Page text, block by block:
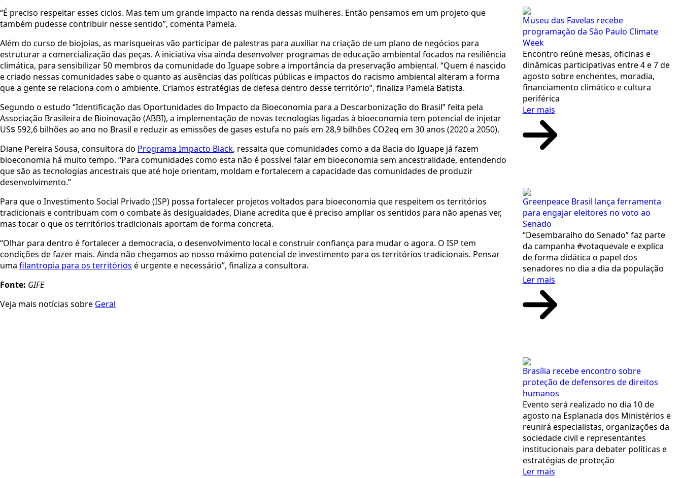
“É preciso respeitar esses ciclos. Mas tem um grande impacto na renda dessas mulheres. Então pensamos em um projeto que
também pudesse contribuir nesse sentido”, comenta Pamela.
Além do curso de biojoias, as marisqueiras vão participar de palestras para auxiliar na criação de um plano de negócios para
estruturar a comercialização das peças. A iniciativa visa ainda desenvolver programas de educação ambiental focados na resiliência
climática, para sensibilizar 50 membros da comunidade do Iguape sobre a importância da preservação ambiental. “Quem é nascido
e criado nessas comunidades sabe o quanto as ausências das políticas públicas e impactos do racismo ambiental alteram a forma
que a gente se relaciona com o ambiente. Criamos estratégias de defesa dentro desse território”, finaliza Pamela Batista.
Segundo o estudo “Identificação das Oportunidades do Impacto da Bioeconomia para a Descarbonização do Brasil” feita pela
Associação Brasileira de Bioinovação (ABBI), a implementação de novas tecnologias ligadas à bioeconomia tem potencial de injetar
US$ 592,6 bilhões ao ano no Brasil e reduzir as emissões de gases estufa no país em 28,9 bilhões CO2eq em 30 anos (2020 a 2050).
Diane Pereira Sousa, consultora do Programa Impacto Black, ressalta que comunidades como a da Bacia do Iguape já fazem
bioeconomia há muito tempo. “Para comunidades como esta não é possível falar em bioeconomia sem ancestralidade, entendendo
que são as tecnologias ancestrais que até hoje orientam, moldam e fortalecem a capacidade das comunidades de produzir
desenvolvimento.”
Para que o Investimento Social Privado (ISP) possa fortalecer projetos voltados para bioeconomia que respeitem os territórios
tradicionais e contribuam com o combate às desigualdades, Diane acredita que é preciso ampliar os sentidos para não apenas ver,
mas tocar o que os territórios tradicionais aportam de forma concreta.
“Olhar para dentro é fortalecer a democracia, o desenvolvimento local e construir confiança para mudar o agora. O ISP tem
condições de fazer mais. Ainda não chegamos ao nosso máximo potencial de investimento para os territórios tradicionais. Pensar
uma filantropia para os territórios é urgente e necessário”, finaliza a consultora.
Fonte: GIFE
Veja mais notícias sobre Geral
Museu das Favelas recebe
programação da São Paulo Climate
Week
Encontro reúne mesas, oficinas e
dinâmicas participativas entre 4 e 7 de
agosto sobre enchentes, moradia,
financiamento climático e cultura
periférica
Ler mais
Greenpeace Brasil lança ferramenta
para engajar eleitores no voto ao
Senado
“Desembaralho do Senado” faz parte
da campanha #votaquevale e explica
de forma didática o papel dos
senadores no dia a dia da população
Ler mais
Brasília recebe encontro sobre
proteção de defensores de direitos
humanos
Evento será realizado no dia 10 de
agosto na Esplanada dos Ministérios e
reunirá especialistas, organizações da
sociedade civil e representantes
institucionais para debater políticas e
estratégias de proteção
Ler mais